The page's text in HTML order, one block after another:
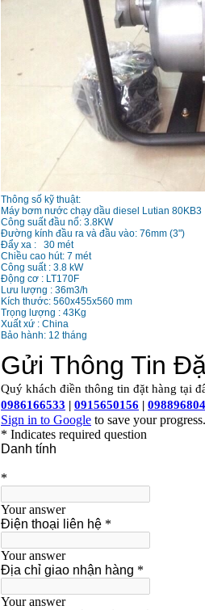
Thông số kỹ thuật:
Máy bơm nước chạy dầu diesel Lutian 80KB3
Công suất đầu nổ: 3.8KW
Đường kính đầu ra và đầu vào: 76mm (3")
Đẩy xa : 30 mét
Chiều cao hút: 7 mét
Công suất : 3.8 kW
Động cơ : LT170F
Lưu lượng : 36m3/h
Kích thước: 560x455x560 mm
Trọng lượng : 43Kg
Xuất xứ : China
Bảo hành: 12 tháng